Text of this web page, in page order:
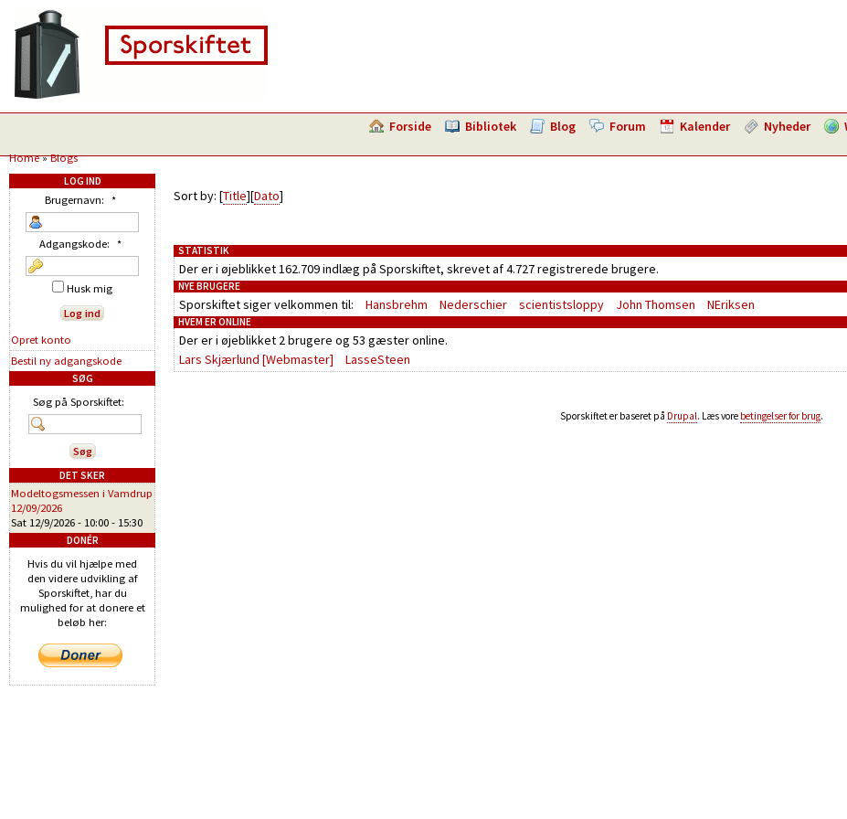
Forside Bibliotek Blog Forum Kalender Nyheder
Home»Blogs
Sort by: [Title][Dato]
STATISTIK
Der er i øjeblikket 162.709 indlæg på Sporskiftet, skrevet af 4.727 registrerede brugere.
NYE BRUGERE
Sporskiftet siger velkommen til: Hansbrehm Nederschier scientistsloppy John Thomsen NEriksen
HVEM ER ONLINE
Der er i øjeblikket 2 brugere og 53 gæsteronline.
Lars Skjærlund [Webmaster] LasseSteen
Sporskiftet er baseret på Drupal. Læs vore betingelser for brug.
LOG IND
Brugernavn: *
Adgangskode: *
Husk mig
Opret konto
Bestil ny adgangskode
SØG
Søg på Sporskiftet:
DET SKER
Modeltogsmessen i Vamdrup
12/09/2026
Sat 12/9/2026 - 10:00 - 15:30
DONÉR
Hvis du vil hjælpe med
den videre udvikling af
Sporskiftet, har du
mulighed for at donere et
beløb her: